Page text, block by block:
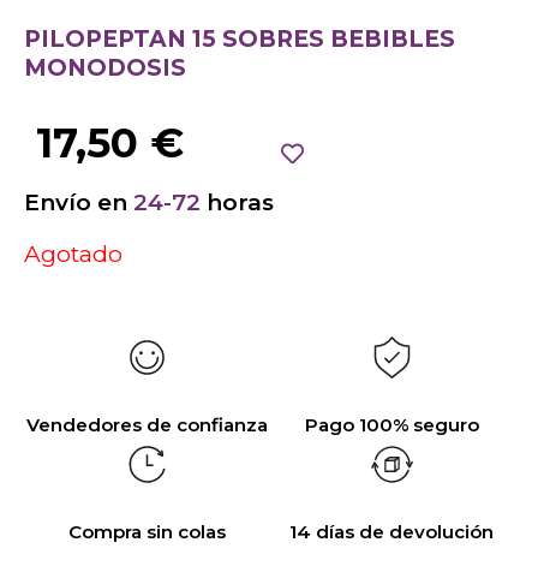
PILOPEPTAN 15 SOBRES BEBIBLES
MONODOSIS
17,50 €
Envío en 24-72 horas
Agotado
Vendedores de confianza Pago 100% seguro
Compra sin colas 14 días de devolución